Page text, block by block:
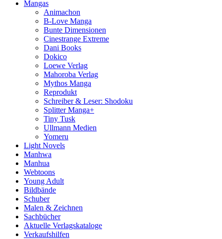
Mangas
Animachon
B-Love Manga
Bunte Dimensionen
Cinestrange Extreme
Dani Books
Dokico
Loewe Verlag
Mahoroba Verlag
Mythos Manga
Reprodukt
Schreiber & Leser: Shodoku
Splitter Manga+
Tiny Tusk
Ullmann Medien
Yomeru
Light Novels
Manhwa
Manhua
Webtoons
Young Adult
Bildbände
Schuber
Malen & Zeichnen
Sachbücher
Aktuelle Verlagskataloge
Verkaufshilfen